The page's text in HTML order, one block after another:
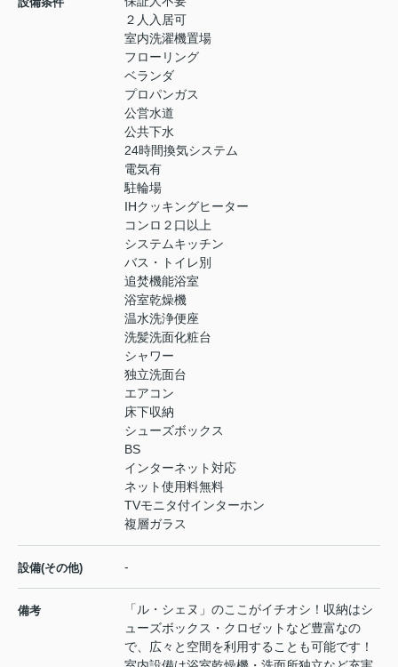
２人入居可
室内洗濯機置場
フローリング
ベランダ
プロパンガス
公営水道
公共下水
24時間換気システム
電気有
駐輪場
IHクッキングヒーター
コンロ２口以上
システムキッチン
バス・トイレ別
追焚機能浴室
浴室乾燥機
温水洗浄便座
洗髪洗面化粧台
シャワー
独立洗面台
エアコン
床下収納
シューズボックス
BS
インターネット対応
ネット使用料無料
TVモニタ付インターホン
複層ガラス
設備(その他) -
備考
「ル・シェヌ」のここがイチオシ！収納はシ
ューズボックス・クロゼットなど豊富なの
で、広々と空間を利用することも可能です！